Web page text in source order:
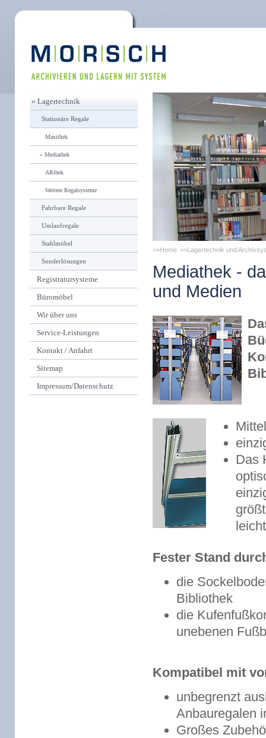
» Lagertechnik
Stationäre Regale
Maxithek
» Mediathek
ARthek
Weitere Regalsysteme
Fahrbare Regale
Umlaufregale
Stahlmöbel
Sonderlösungen
Registratursysteme
Büromöbel
Wir über uns
Service-Leistungen
Kontakt / Anfahrt
Sitemap
Impressum/Datenschutz
Home Lagertechnik und
Mediathek -
und Medien
Das
Fester Stand
die
Bibliothek
die
unebenen
Kompatibel mit
unbegrenzt
Anbauregalen
Großes